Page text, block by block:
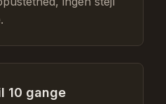
10 gange